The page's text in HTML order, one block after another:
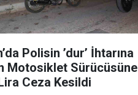
Polisin ’dur’ İhtarına
Motosiklet Sürücüsüne
Ceza Kesildi